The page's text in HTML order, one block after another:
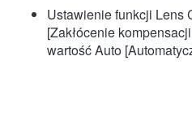
Ustawienie funkcji Lens
[Zakłócenie
wartość Auto